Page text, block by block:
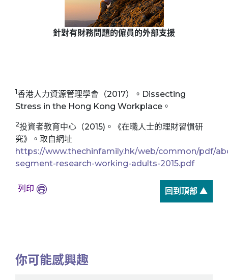
針對有財務問題的僱員的外部支援
1香港人力資源管理學會（2017）。Dissecting
Stress in the Hong Kong Workplace。
2投資者教育中心（2015)。《在職人士的理財習慣研
究》。取自網址
https://www.thechinfamily.hk/web/common/pdf/
segment-research-working-adults-2015.pdf
列印 回到頂部 ▲
你可能感興趣